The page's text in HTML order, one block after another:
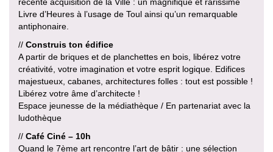
Livre d’Heures à l’usage de Toul ainsi qu’un remarquable
antiphonaire.
// Construis ton édifice
A partir de briques et de planchettes en bois, libérez votre
créativité, votre imagination et votre esprit logique. Edifices
majestueux, cabanes, architectures folles : tout est possible !
Libérez votre âme d’architecte !
Espace jeunesse de la médiathèque / En partenariat avec la
ludothèque
// Café Ciné – 10h
Quand le 7ème art rencontre l’art de bâtir : une sélection